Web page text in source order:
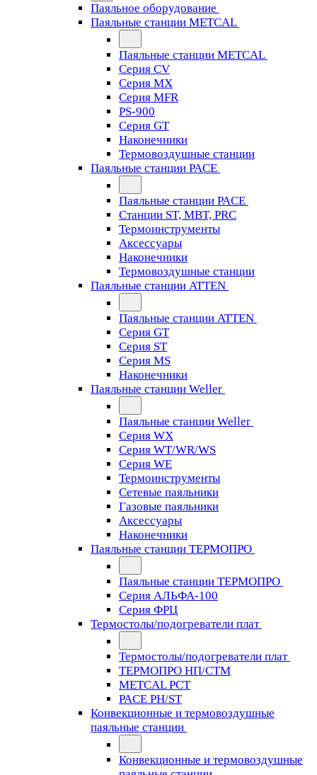
Паяльное оборудование
Паяльные станции METCAL
Паяльные станции METCAL
Серия CV
Серия MX
Серия MFR
PS-900
Серия GT
Наконечники
Термовоздушные станции
Паяльные станции PACE
Паяльные станции PACE
Станции ST, MBT, PRC
Термоинструменты
Аксессуары
Наконечники
Термовоздушные станции
Паяльные станции ATTEN
Паяльные станции ATTEN
Серия GT
Серия ST
Серия MS
Наконечники
Паяльные станции Weller
Паяльные станции Weller
Серия WX
Серия WT/WR/WS
Серия WE
Термоинструменты
Сетевые паяльники
Газовые паяльники
Аксессуары
Наконечники
Паяльные станции ТЕРМОПРО
Паяльные станции ТЕРМОПРО
Серия АЛЬФА-100
Серия ФРЦ
Термостолы/подогреватели плат
Термостолы/подогреватели плат
ТЕРМОПРО НП/СТМ
METCAL PCT
PACE PH/ST
Конвекционные и термовоздушные
паяльные станции
Конвекционные и термовоздушные